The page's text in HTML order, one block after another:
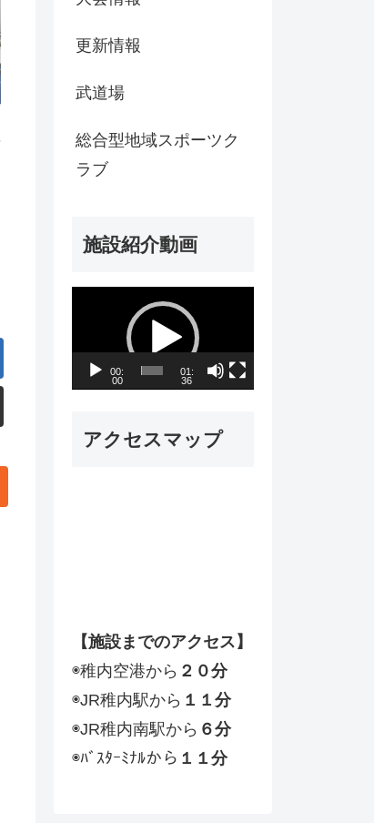
更新情報
武道場
総合型地域スポーツク
ラブ
施設紹介動画
プ
レ
ヤ
00:
00
01:
36
アクセスマップ
【施設までのアクセス】
◉稚内空港から ２０分
◉JR稚内駅から １１分
◉JR稚内南駅から ６分
◉ﾊﾞｽﾀｰﾐﾅﾙから １１分